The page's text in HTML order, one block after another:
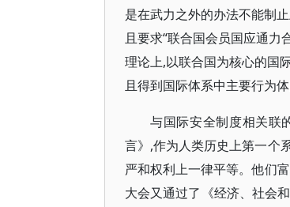
是在武力之外的办法不能制
且要求“联合国会员国应通力
理论上,以联合国为核心的国
且得到国际体系中主要行为
与国际安全制度相关联
言》,作为人类历史上第一个
严和权利上一律平等。他们
大会又通过了《经济、社会